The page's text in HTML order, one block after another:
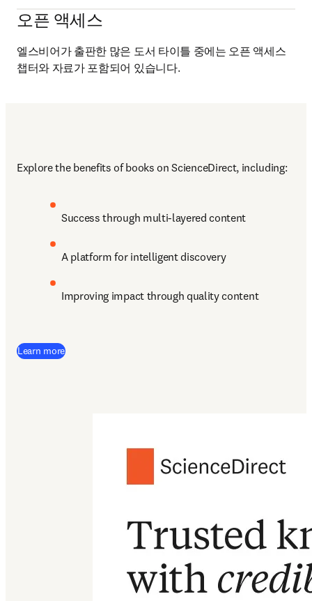
오픈 액세스
엘스비어가 출판한 많은 도서 타이틀 중에는 오픈 액세스
챕터와 자료가 포함되어 있습니다.
Explore the benefits of books on ScienceDirect, including:
Success through multi-layered content
A platform for intelligent discovery
Improving impact through quality content
Learn more